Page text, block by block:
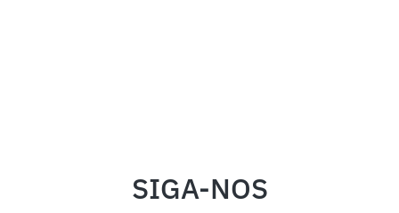
SIGA-NOS